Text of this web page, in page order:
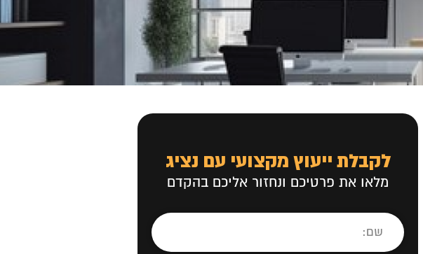
לקבלת ייעוץ מקצועי עם נציג
מלאו את פרטיכם ונחזור אליכם בהקדם